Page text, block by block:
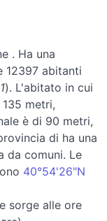
. Ha una
12397 abitanti
). L'abitato in cui
metri,
è di 90 metri,
di ha una
da comuni. Le
40°54'26"N
sorge alle ore